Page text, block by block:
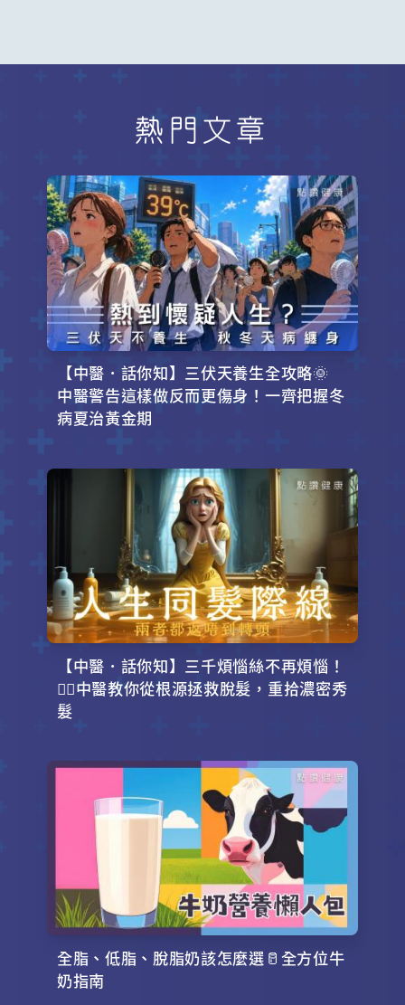
熱門文章
【中醫．話你知】三伏天養生全攻略🌞
中醫警告這樣做反而更傷身！一齊把握冬
病夏治黃金期
【中醫．話你知】三千煩惱絲不再煩惱！
💇‍♂️中醫教你從根源拯救脫髮，重拾濃密秀
髮
全脂、低脂、脫脂奶該怎麼選🥛全方位牛
奶指南